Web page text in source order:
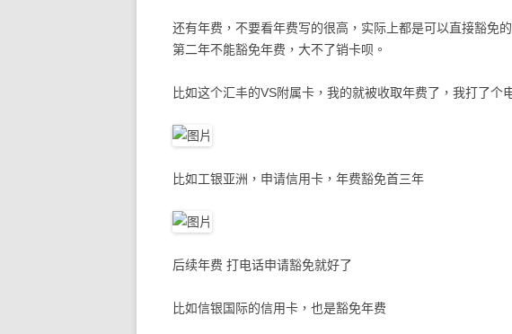
还有年费，不要看年费写的很高，实际上都是可以直接豁免
第二年不能豁免年费，大不了销卡呗。
比如这个汇丰的VS附属卡，我的就被收取年费了，我打了个
比如工银亚洲，申请信用卡，年费豁免首三年
后续年费 打电话申请豁免就好了
比如信银国际的信用卡，也是豁免年费